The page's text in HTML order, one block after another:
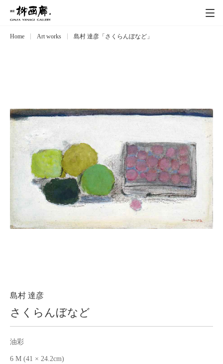
Exhibitions
Art works
Catalog カタログ
Schedule スケジュール
About 会社案内
Contact
Purchase assessment
Home Art works 島村 達彦「さくらんぼなど」
島村 達彦
さくらんぼなど
油彩
6 M (41 × 24.2cm)